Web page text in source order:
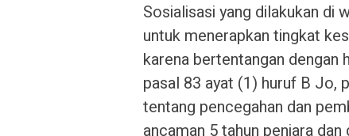
Sosialisasi yang dilakukan di
untuk menerapkan tingkat
karena bertentangan dengan
pasal 83 ayat (1) huruf B Jo,
tentang pencegahan dan
ancaman 5 tahun penjara